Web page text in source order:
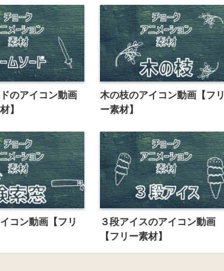
のアイコン動画
】
木の枝のアイコン動画【フリ
ー素材】
コン動画【フリ
３段アイスのアイコン動画
【フリー素材】